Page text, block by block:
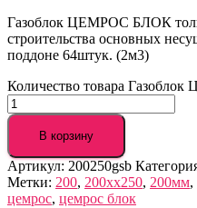
Газоблок ЦЕМРОС БЛОК
строительства основных
поддоне 64штук. (2м3)
Количество товара
В корзину
Артикул: 200250gsb
Метки: 200, 200xx250, 200мм,
цемрос, цемрос блок